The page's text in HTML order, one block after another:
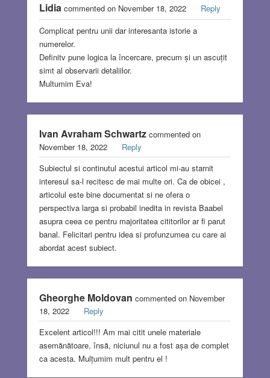
Lidiacommented on November 18, 2022
Reply
Complicat pentru unii dar interesanta istorie a
numerelor.
Definitv pune logica la încercare, precum și un ascuțit
simt al observarii detaliilor.
Multumim Eva!
Ivan Avraham Schwartzcommented on
November 18, 2022
Reply
Subiectul si continutul acestui articol mi-au starnit
interesul sa-l recitesc de mai multe ori. Ca de obicei ,
articolul este bine documentat si ne ofera o
perspectiva larga si probabil inedita in revista Baabel
asupra ceea ce pentru majoritatea cititorilor ar fi parut
banal. Felicitari pentru idea si profunzumea cu care ai
abordat acest subiect.
Gheorghe Moldovan commented on November
18, 2022
Reply
Excelent articol!!! Am mai citit unele materiale
asemănătoare, însă, niciunul nu a fost așa de complet
ca acesta. Mulțumim mult pentru el !